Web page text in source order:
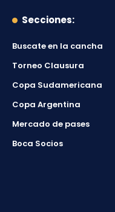
Secciones:
Buscate en la cancha
Torneo Clausura
Copa Sudamericana
Copa Argentina
Mercado de pases
Boca Socios